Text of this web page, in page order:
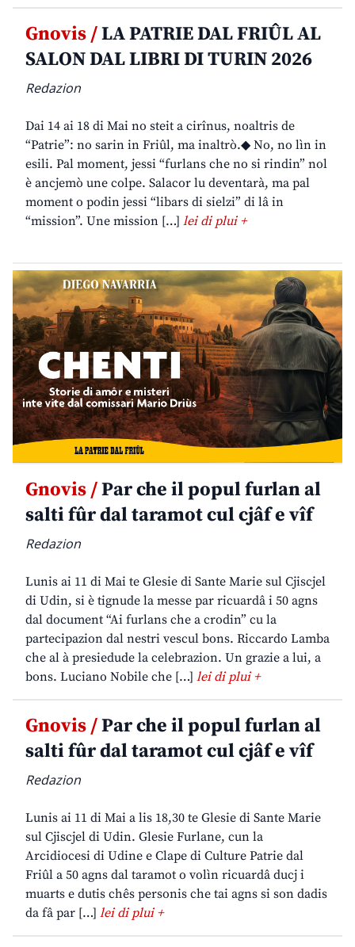
Gnovis /LA PATRIE DAL FRIÛL AL
SALON DAL LIBRI DI TURIN 2026
Redazion
Dai 14 ai 18 di Mai no steit a cirînus, noaltris de
“Patrie”: no sarin in Friûl, ma inaltrò.◆ No, no lìn in
esili. Pal moment, jessi “furlans che no si rindin” nol
è ancjemò une colpe. Salacor lu deventarà, ma pal
moment o podin jessi “libars di sielzi” di lâ in
“mission”. Une mission […] lei di plui +
Gnovis /Par che il popul furlan al
salti fûr dal taramot cul cjâf e vîf
Redazion
Lunis ai 11 di Mai te Glesie di Sante Marie sul Cjiscjel
di Udin, si è tignude la messe par ricuardâ i 50 agns
dal document “Ai furlans che a crodin” cu la
partecipazion dal nestri vescul bons. Riccardo Lamba
che al à presiedude la celebrazion. Un grazie a lui, a
bons. Luciano Nobile che […] lei di plui +
Gnovis /Par che il popul furlan al
salti fûr dal taramot cul cjâf e vîf
Redazion
Lunis ai 11 di Mai a lis 18,30 te Glesie di Sante Marie
sul Cjiscjel di Udin. Glesie Furlane, cun la
Arcidiocesi di Udine e Clape di Culture Patrie dal
Friûl a 50 agns dal taramot o volìn ricuardâ ducj i
muarts e dutis chês personis che tai agns si son dadis
da fâ par […] lei di plui +